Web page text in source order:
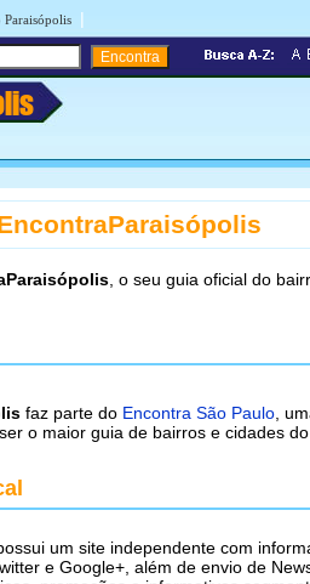
Paraisópolis |
, o seu guia oficial do
faz parte do Encontra São Paulo ,
o maior guia de bairros e cidades
um site independente com
e Google+, além de envio de